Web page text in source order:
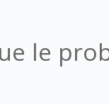
le